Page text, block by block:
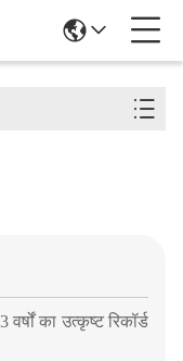
वर्षों का उत्कृष्ट रिकॉर्ड